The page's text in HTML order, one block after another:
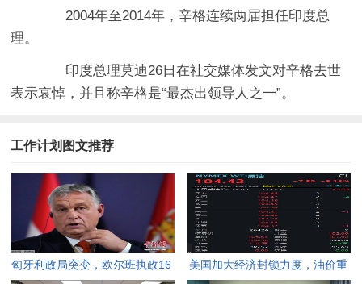
2004年至2014年，辛格连续两届担任印度总
理。
印度总理莫迪26日在社交媒体发文对辛格去世
表示哀悼，并且称辛格是“最杰出领导人之一”。
工作计划图文推荐
匈牙利政局突变，欧尔班执政16
美国加大经济封锁力度，油价重